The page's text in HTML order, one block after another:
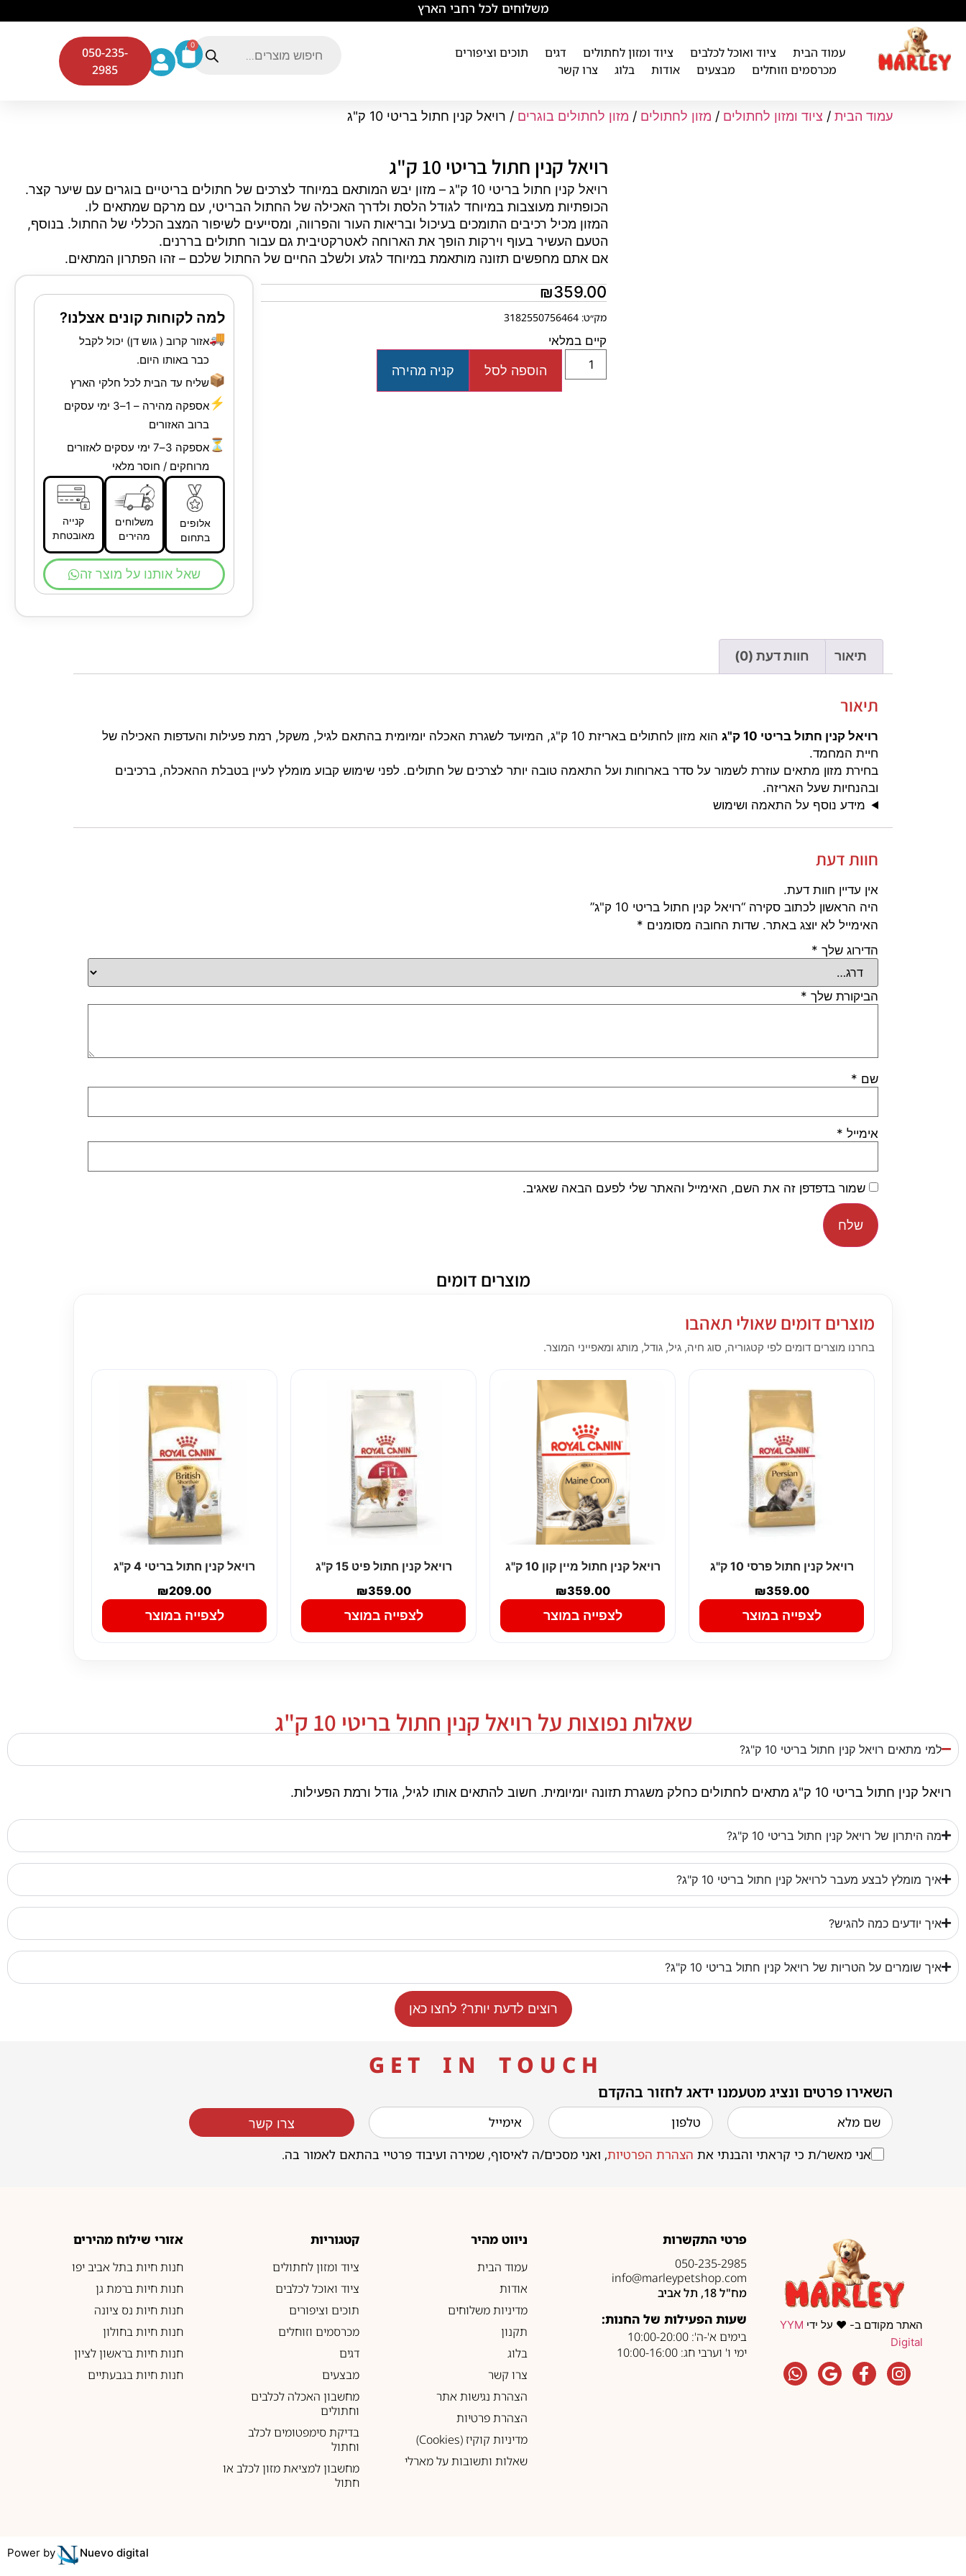
משלוחים לכל רחבי הארץ
עמוד הבית ציוד ואוכל לכלבים ציוד ומזון לחתולים דגים
תוכים וציפורים
מכרסמים וזוחלים
מבצעים אודות בלוג צרו קשר
0
050-235-
2985
עמוד הבית / ציוד ומזון לחתולים / מזון לחתולים / מזון לחתולים בוגרים / רויאל קנין חתול בריטי 10 ק"ג
רויאל קנין חתול בריטי 10 ק"ג
רויאל קנין חתול בריטי 10 ק"ג – מזון יבש המותאם במיוחד לצרכים של חתולים בריטיים בוגרים עם שיער קצר.
הכופתיות מעוצבות במיוחד לגודל הלסת ולדרך האכילה של החתול הבריטי, עם מרקם שמתאים לו.
המזון מכיל רכיבים התומכים בעיכול ובריאות העור והפרווה, ומסייעים לשיפור המצב הכללי של החתול. בנוסף,
הטעם העשיר בעוף וירקות הופך את הארוחה לאטרקטיבית גם עבור חתולים בררנים.
אם אתם מחפשים תזונה מותאמת במיוחד לגזע ולשלב החיים של החתול שלכם – זהו הפתרון המתאים.
₪359.00
מק״ט: 3182550756464
קיים במלאי
הוספה לסל קניה מהירה
למה לקוחות קונים אצלנו?
🚚אזור קרוב ( גוש דן) יכול לקבל
כבר באותו היום.
📦שליח עד הבית לכל חלקי הארץ
⚡
אספקה מהירה – 1–3 ימי עסקים
ברוב האזורים
⏳
אספקה 3–7 ימי עסקים לאזורים
מרוחקים / חוסר מלאי
אלופים
בתחום
משלוחים
מהירים
קנייה
מאובטחת
שאל אותנו על מוצר זה
תיאור חוות דעת (0)
תיאור
רויאל קנין חתול בריטי 10 ק"ג
הוא מזון לחתולים באריזת 10 ק"ג, המיועד לשגרת האכלה יומיומית בהתאם לגיל, משקל, רמת פעילות והעדפות האכילה של
חיית המחמד.
בחירת מזון מתאים עוזרת לשמור על סדר בארוחות ועל התאמה טובה יותר לצרכים של חתולים. לפני שימוש קבוע מומלץ לעיין בטבלת ההאכלה, ברכיבים
ובהנחיות שעל האריזה.
מידע נוסף על התאמה ושימוש
חוות דעת
אין עדיין חוות דעת.
היה הראשון לכתוב סקירה “רויאל קנין חתול בריטי 10 ק"ג”
האימייל לא יוצג באתר. שדות החובה מסומנים *
הדירוג שלך *
הביקורת שלך *
שם *
אימייל *
שמור בדפדפן זה את השם, האימייל והאתר שלי לפעם הבאה שאגיב.
מוצרים דומים
מוצרים דומים שאולי תאהבו
בחרנו מוצרים דומים לפי קטגוריה, סוג חיה, גיל, גודל, מותג ומאפייני המוצר.
רויאל קנין חתול פרסי 10 ק"ג
₪359.00
לצפייה במוצר
רויאל קנין חתול מיין קון 10 ק"ג
₪359.00
לצפייה במוצר
רויאל קנין חתול פיט 15 ק"ג
₪359.00
לצפייה במוצר
רויאל קנין חתול בריטי 4 ק"ג
₪209.00
לצפייה במוצר
שאלות נפוצות על רויאל קנין חתול בריטי 10 ק"ג
למי מתאים רויאל קנין חתול בריטי 10 ק"ג?
רויאל קנין חתול בריטי 10 ק"ג מתאים לחתולים כחלק משגרת תזונה יומיומית. חשוב להתאים אותו לגיל, גודל ורמת הפעילות.
מה היתרון של רויאל קנין חתול בריטי 10 ק"ג?
איך מומלץ לבצע מעבר לרויאל קנין חתול בריטי 10 ק"ג?
איך יודעים כמה להגיש?
איך שומרים על הטריות של רויאל קנין חתול בריטי 10 ק"ג?
רוצים לדעת יותר? לחצו כאן
G E T I N T O U C H
השאירו פרטים ונציג מטעמנו ידאג לחזור בהקדם
אני מאשר/ת כי קראתי והבנתי את הצהרת הפרטיות, ואני מסכים/ה לאיסוף, שמירה ועיבוד פרטיי בהתאם לאמור בה.
צרו קשר
האתר מקודם ב- ❤️ על ידי YYM
Digital
פרטי התקשרות
050-235-2985
info@marleypetshop.com
מח"ל 18, תל אביב
שעות הפעילות של החנות:
בימים א'-ה': 10:00-20:00
ימי ו' וערבי חג: 10:00-16:00
ניווט מהיר
עמוד הבית
אודות
מדיניות משלוחים
תקנון
בלוג
צרו קשר
הצהרת נגישות אתר
הצהרת פרטיות
מדיניות קוקיז (Cookies)
שאלות ותשובות על מארלי
קטגוריות
ציוד ומזון לחתולים
ציוד ואוכל לכלבים
תוכים וציפורים
מכרסמים וזוחלים
דגים
מבצעים
מחשבון האכלה לכלבים
וחתולים
בדיקת סימפטומים לכלב
וחתול
מחשבון למציאת מזון לכלב או
חתול
אזורי שילוח מהירים
חנות חיות בתל אביב יפו
חנות חיות ברמת גן
חנות חיות נס ציונה
חנות חיות בחולון
חנות חיות בראשון לציון
חנות חיות בגבעתיים
Power by Nuevo digital